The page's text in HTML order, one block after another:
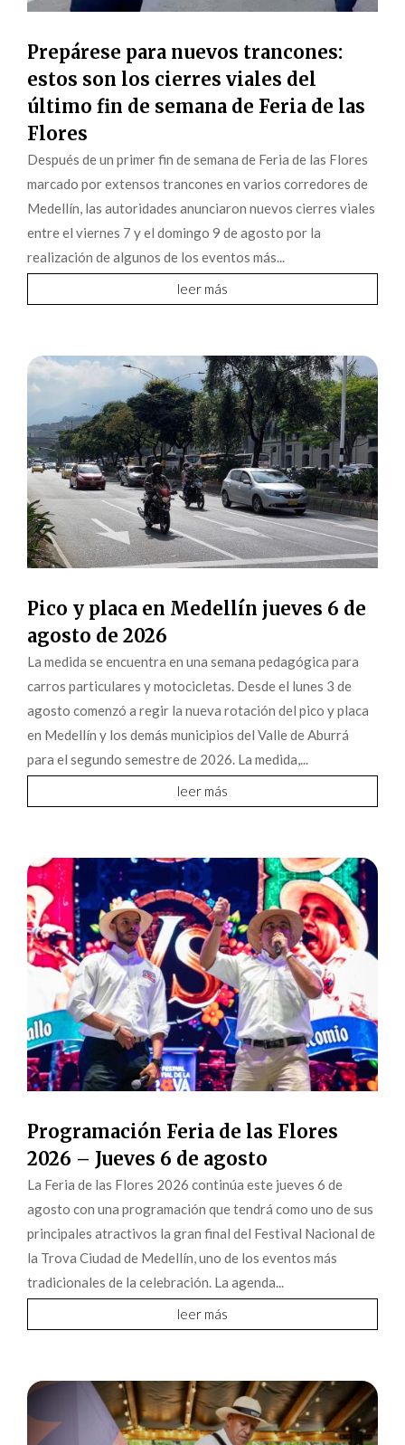
Prepárese para nuevos trancones:
estos son los cierres viales del
último fin de semana de Feria de las
Flores
Después de un primer fin de semana de Feria de las Flores
marcado por extensos trancones en varios corredores de
Medellín, las autoridades anunciaron nuevos cierres viales
entre el viernes 7 y el domingo 9 de agosto por la
realización de algunos de los eventos más...
leer más
Pico y placa en Medellín jueves 6 de
agosto de 2026
La medida se encuentra en una semana pedagógica para
carros particulares y motocicletas. Desde el lunes 3 de
agosto comenzó a regir la nueva rotación del pico y placa
en Medellín y los demás municipios del Valle de Aburrá
para el segundo semestre de 2026. La medida,...
leer más
Programación Feria de las Flores
2026 – Jueves 6 de agosto
La Feria de las Flores 2026 continúa este jueves 6 de
agosto con una programación que tendrá como uno de sus
principales atractivos la gran final del Festival Nacional de
la Trova Ciudad de Medellín, uno de los eventos más
tradicionales de la celebración. La agenda...
leer más